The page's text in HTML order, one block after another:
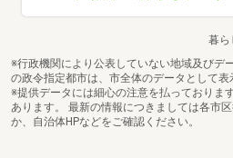
暮ら
※行政機関により公表していない地域及びデ
の政令指定都市は、市全体のデータとして表
※提供データには細心の注意を払っておりま
あります。 最新の情報につきましては各市
か、自治体HPなどをご確認ください。